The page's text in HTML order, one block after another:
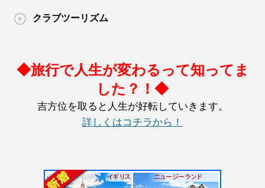
クラブツーリズム
◆旅行で人生が変わるって知ってま
した？！◆
吉方位を取ると人生が好転していきます。
詳しくはコチラから！